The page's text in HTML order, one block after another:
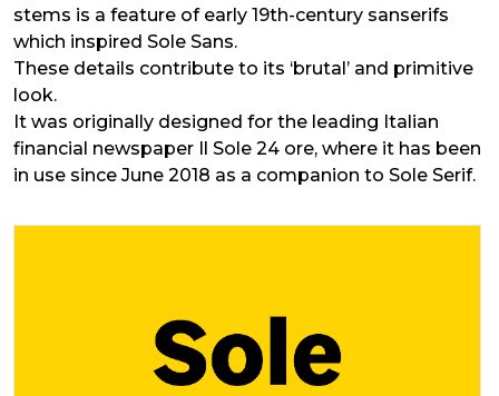
stems is a feature of early 19th-century sanserifs
which inspired Sole Sans.
These details contribute to its ‘brutal’ and primitive
look.
It was originally designed for the leading Italian
financial newspaper Il Sole 24 ore, where it has been
in use since June 2018 as a companion to Sole Serif.